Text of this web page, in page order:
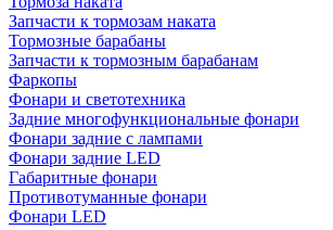
Запчасти к тормозам наката
Тормозные барабаны
Запчасти к тормозным барабанам
Фаркопы
Фонари и светотехника
Задние многофункциональные фонари
Фонари задние с лампами
Фонари задние LED
Габаритные фонари
Противотуманные фонари
Фонари LED